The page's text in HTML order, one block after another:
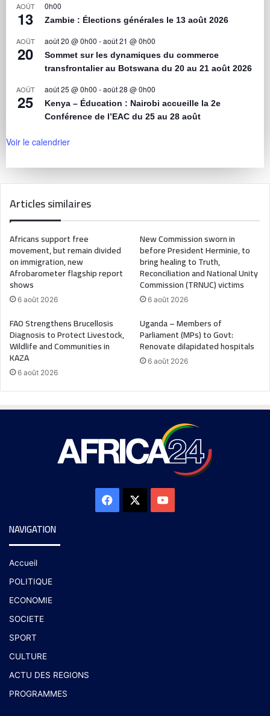
AOÛT
13
0h00
Zambie : Élections générales le 13 août 2026
AOÛT
20
août 20 @ 0h00 -août 21 @ 0h00
Sommet sur les dynamiques du commerce
transfrontalier au Botswana du 20 au 21 août 2026
AOÛT
25
août 25 @ 0h00 -août 28 @ 0h00
Kenya – Éducation : Nairobi accueille la 2e
Conférence de l’EAC du 25 au 28 août
Voir le calendrier
Articles similaires
Africans support free
movement, but remain divided
on immigration, new
Afrobarometer flagship report
shows
6 août 2026
New Commission sworn in
before President Herminie, to
bring healing to Truth,
Reconciliation and National Unity
Commission (TRNUC) victims
6 août 2026
FAO Strengthens Brucellosis
Diagnosis to Protect Livestock,
Wildlife and Communities in
KAZA
6 août 2026
Uganda – Members of
Parliament (MPs) to Govt:
Renovate dilapidated hospitals
6 août 2026
NAVIGATION
Accueil
POLITIQUE
ECONOMIE
SOCIETE
SPORT
CULTURE
ACTU DES REGIONS
PROGRAMMES